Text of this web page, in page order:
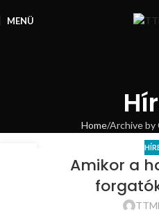
MENÜ
Home Archive by
Amikor a